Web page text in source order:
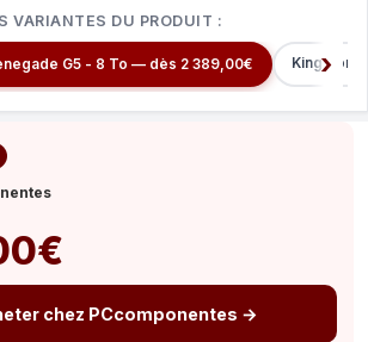
VARIANTES DU PRODUIT :
G5 - 8 To — dès 2 389,00€ Kingston
chez PCcomponentes →